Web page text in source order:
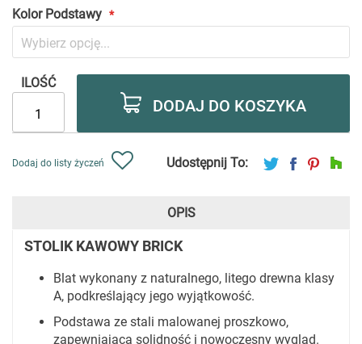
Kolor Podstawy
ILOŚĆ
DODAJ DO KOSZYKA
Dodaj do listy życzeń Udostępnij To:
OPIS
STOLIK KAWOWY BRICK
Blat wykonany z naturalnego, litego drewna klasy
A, podkreślający jego wyjątkowość.
Podstawa ze stali malowanej proszkowo,
zapewniająca solidność i nowoczesny wygląd.